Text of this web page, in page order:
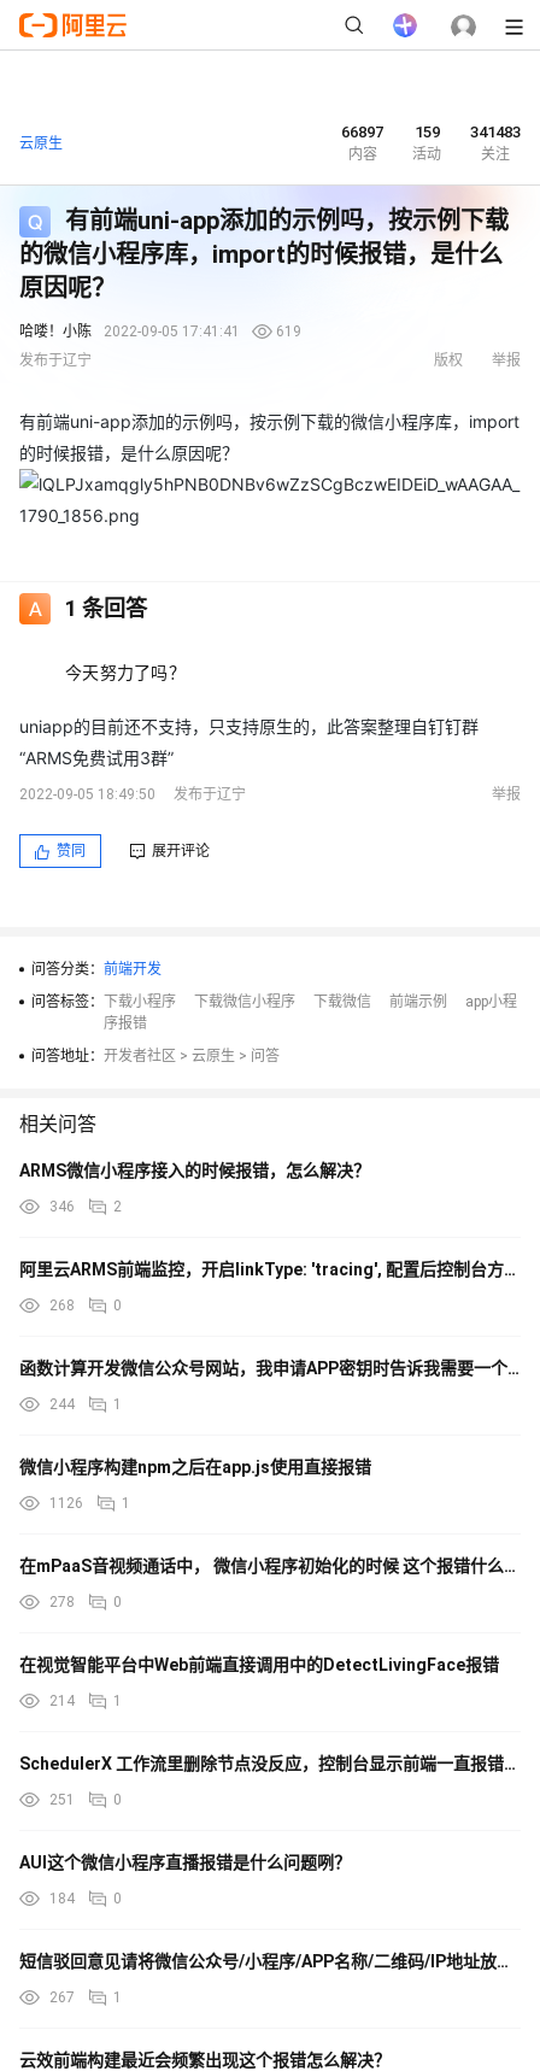
云原生
66897
内容
159
活动
341483
关注
有前端uni-app添加的示例吗，按示例下载
的微信小程序库，import的时候报错，是什么
原因呢？
哈喽！小陈 2022-09-05 17:41:41
619
发布于辽宁
举报
版权
有前端uni-app添加的示例吗，按示例下载的微信小程序库，import
的时候报错，是什么原因呢？
1 条回答
今天努力了吗？
uniapp的目前还不支持，只支持原生的，此答案整理自钉钉群
“ARMS免费试用3群”
2022-09-05 18:49:50 发布于辽宁 举报
赞同 展开评论
问答分类： 前端开发
问答标签：
下载小程序 下载微信小程序 下载微信 前端示例
app小程
序报错
问答地址： 开发者社区 > 云原生 > 问答
相关问答
ARMS微信小程序接入的时候报错，怎么解决？
346 2
阿里云ARMS前端监控，开启linkType: 'tracing', 配置后控制台方法报错，怎么办？
268 0
函数计算开发微信公众号网站，我申请APP密钥时告诉我需要一个IP作为白名单？
244 1
微信小程序构建npm之后在app.js使用直接报错
1126 1
在mPaaS音视频通话中， 微信小程序初始化的时候 这个报错什么意思？
278 0
在视觉智能平台中Web前端直接调用中的DetectLivingFace报错
214 1
SchedulerX 工作流里删除节点没反应，控制台显示前端一直报错，谁帮忙看下？chrome浏览器
251 0
AUI这个微信小程序直播报错是什么问题咧？
184 0
短信驳回意见请将微信公众号/小程序/APP名称/二维码/IP地址放置变量外
267 1
云效前端构建最近会频繁出现这个报错怎么解决？